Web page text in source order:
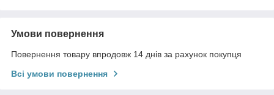
Умови повернення
Повернення товару впродовж 14 днів за рахунок покупця
Всі умови повернення